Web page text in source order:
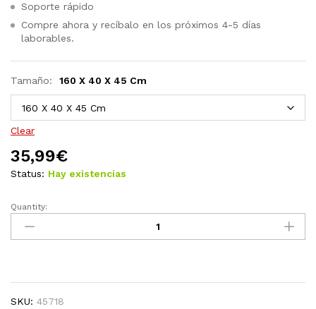
Soporte rápido
Compre ahora y recíbalo en los próximos 4-5 días
laborables.
Tamaño: 160 X 40 X 45 Cm
Clear
35,99€
Status: Hay existencias
Mesa
cultivo
marrón
Quantity:
SKU: 45718